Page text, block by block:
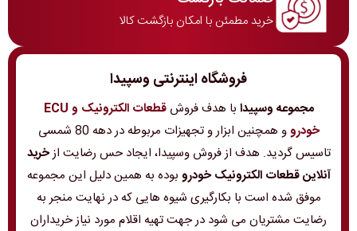
خرید مطمئن با امکان بازگشت کالا
فروشگاه اینترنتی وسپیدا
مجموعه وسپیدا با هدف فروش
قطعات الکترونیک و ECU
خودرو
و همچنین ابزار و تجهیزات مربوطه در دهه 80 شمسی
تاسیس گردید. هدف از فروش وسپیدا، ایجاد حس رضایت ازخرید
آنلاین قطعات الکترونیک خودرو بوده به همین دلیل این مجموعه
موفق شده است با بکارگیری شیوه هایی که در نهایت منجر به
رضایت مشتریان می شود در جهت تهیه اقلام مورد نیاز خریداران